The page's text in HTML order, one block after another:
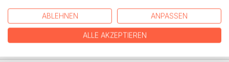
AUTOR/IN
PRESSESTIMMEN
ABLEHNEN ANPASSEN
ALLE AKZEPTIEREN